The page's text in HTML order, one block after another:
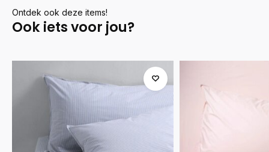
Ontdek ook deze items!
Ook iets voor jou?